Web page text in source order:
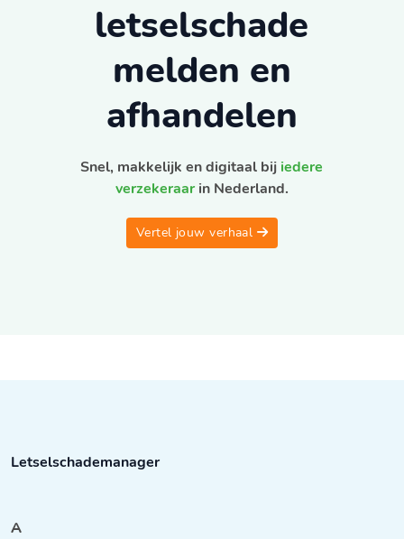
letselschade
melden en
afhandelen
Snel, makkelijk en digitaal bij iedere
verzekeraarin Nederland.
Vertel jouw verhaal
Letselschademanager
A